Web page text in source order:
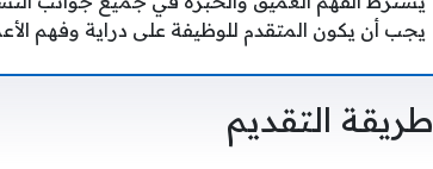
يجب أن يكون المتقدم للوظيفة على دراية وفهم
طريقة التقديم